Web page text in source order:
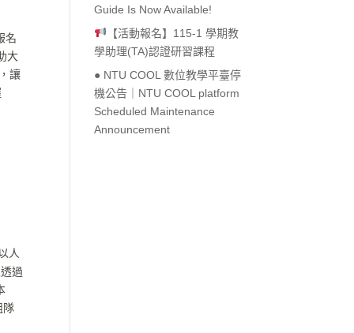
名
大
讓
人
過
隊
Guide Is Now Available!
【活動報名】115-1 學期教
學助理(TA)認證研習課程
● NTU COOL 數位教學平臺停
機公告｜NTU COOL platform
Scheduled Maintenance
Announcement